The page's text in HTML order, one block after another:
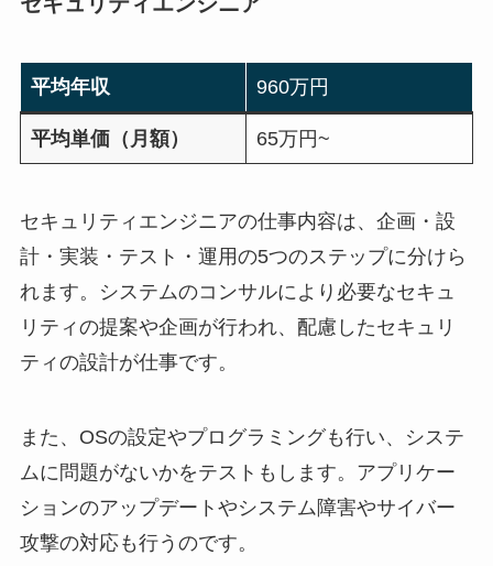
平均年収 960万円
平均単価（月額） 65万円~
セキュリティエンジニアの仕事内容は、企画・設
計・実装・テスト・運用の5つのステップに分けら
れます。システムのコンサルにより必要なセキュ
リティの提案や企画が行われ、配慮したセキュリ
ティの設計が仕事です。
また、OSの設定やプログラミングも行い、システ
ムに問題がないかをテストもします。アプリケー
ションのアップデートやシステム障害やサイバー
攻撃の対応も行うのです。